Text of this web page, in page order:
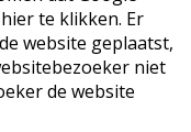
te klikken. Er
website geplaatst,
niet
de website